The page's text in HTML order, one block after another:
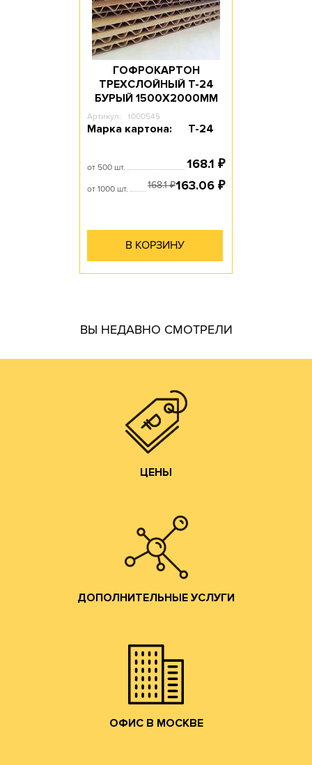
ГОФРОКАРТОН
ТРЕХСЛОЙНЫЙ Т-24
БУРЫЙ 1500Х2000ММ
Артикул: t000545
Марка картона: Т-24
от 500 шт. 168.1 ₽
от 1000 шт. 168.1₽163.06 ₽
В КОРЗИНУ
ВЫ НЕДАВНО СМОТРЕЛИ
ЦЕНЫ
ЦЕНЫ
Цены на гофротару нашего производства всегда ниже,
чем у посредников или переработчиков, так как сырье
производства готовой продукции осуществляем
производить практически все возможные виды и типы
ДОПОЛНИТЕЛЬНЫЕ УСЛУГИ
ДОПОЛНИТЕЛЬНЫЕ УСЛУГИ
Разработка конструкций;
Изготовление штанц-форм;
ОФИС В МОСКВЕ
ОФИС В МОСКВЕ
Мы приглашаем действующих и потенциальных
привлекательные условия сотрудничества.
помощь по всем вопросам производства гофротары.